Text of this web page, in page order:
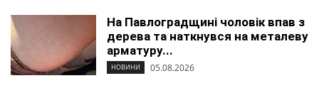
На Павлоградщині чоловік впав з
дерева та наткнувся на металеву
арматуру...
НОВИНИ 05.08.2026